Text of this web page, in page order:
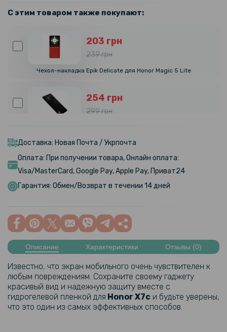
С этим товаром также покупают:
203 грн
239 грн
Чехол-накладка Epik Delicate для Honor Magic 5 Lite
254 грн
299 грн
Кожаный чехол - накладка CODE Tactile Experience для Honor Magic
239 грн
299 грн
Кожаный чехол - накладка Leather Hybrid Case для Sony Xperia 5 V
Доставка: Новая Почта / Укрпочта
Оплата: При получении товара, Онлайн оплата:
Visa/MasterCard, Google Pay, Apple Pay, Приват24
Гарантия: Обмен/Возврат в течении 14 дней
Описание Характеристики Отзывы (0)
Известно, что экран мобильного очень чувствителен к
любым повреждениям. Сохраните своему гаджету
красивый вид и надежную защиту вместе с
гидрогелевой пленкой для Honor X7c и будьте уверены,
что это один из самых эффективных способов.